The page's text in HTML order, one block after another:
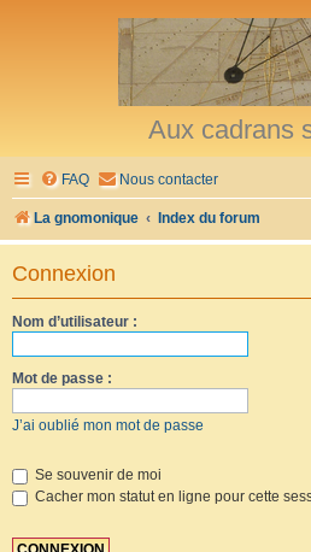
Aux cadrans
FAQ Nous contacter
La gnomonique Index du forum
Connexion
Nom d’utilisateur :
Mot de passe :
J’ai oublié mon mot de passe
Se souvenir de moi
Cacher mon statut en ligne pour cette